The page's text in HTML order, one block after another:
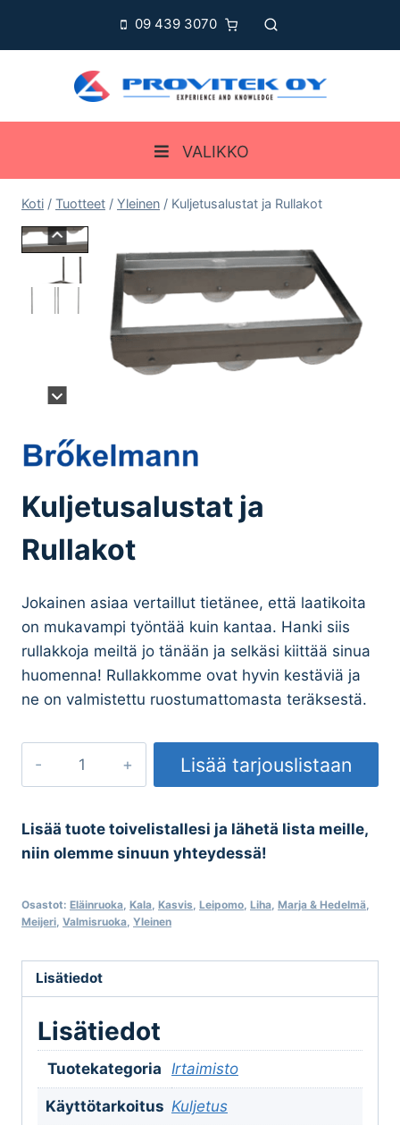
09 439 3070
VALIKKO
Koti / Tuotteet / Yleinen / Kuljetusalustat ja Rullakot
Kuljetusalustat ja
Rullakot
Jokainen asiaa vertaillut tietänee, että laatikoita
on mukavampi työntää kuin kantaa. Hanki siis
rullakkoja meiltä jo tänään ja selkäsi kiittää sinua
huomenna! Rullakkomme ovat hyvin kestäviä ja
ne on valmistettu ruostumattomasta teräksestä.
määrä
Lisää tarjouslistaan
Lisää tuote toivelistallesi ja lähetä lista meille,
niin olemme sinuun yhteydessä!
Osastot: Eläinruoka Kala Kasvis Leipomo Liha Marja & Hedelmä
Meijeri Valmisruoka Yleinen
Lisätiedot
Lisätiedot
Tuotekategoria Irtaimisto
Käyttötarkoitus Kuljetus